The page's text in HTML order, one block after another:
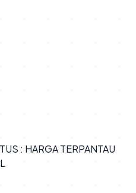
: HARGA TERPANTAU